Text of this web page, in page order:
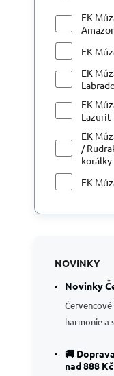
EK
EK
EK
EK
Lazurit
EK
/
korálky
EK
NOVINKY
Novinky
harmonie a
🚚
nad 888 Kč